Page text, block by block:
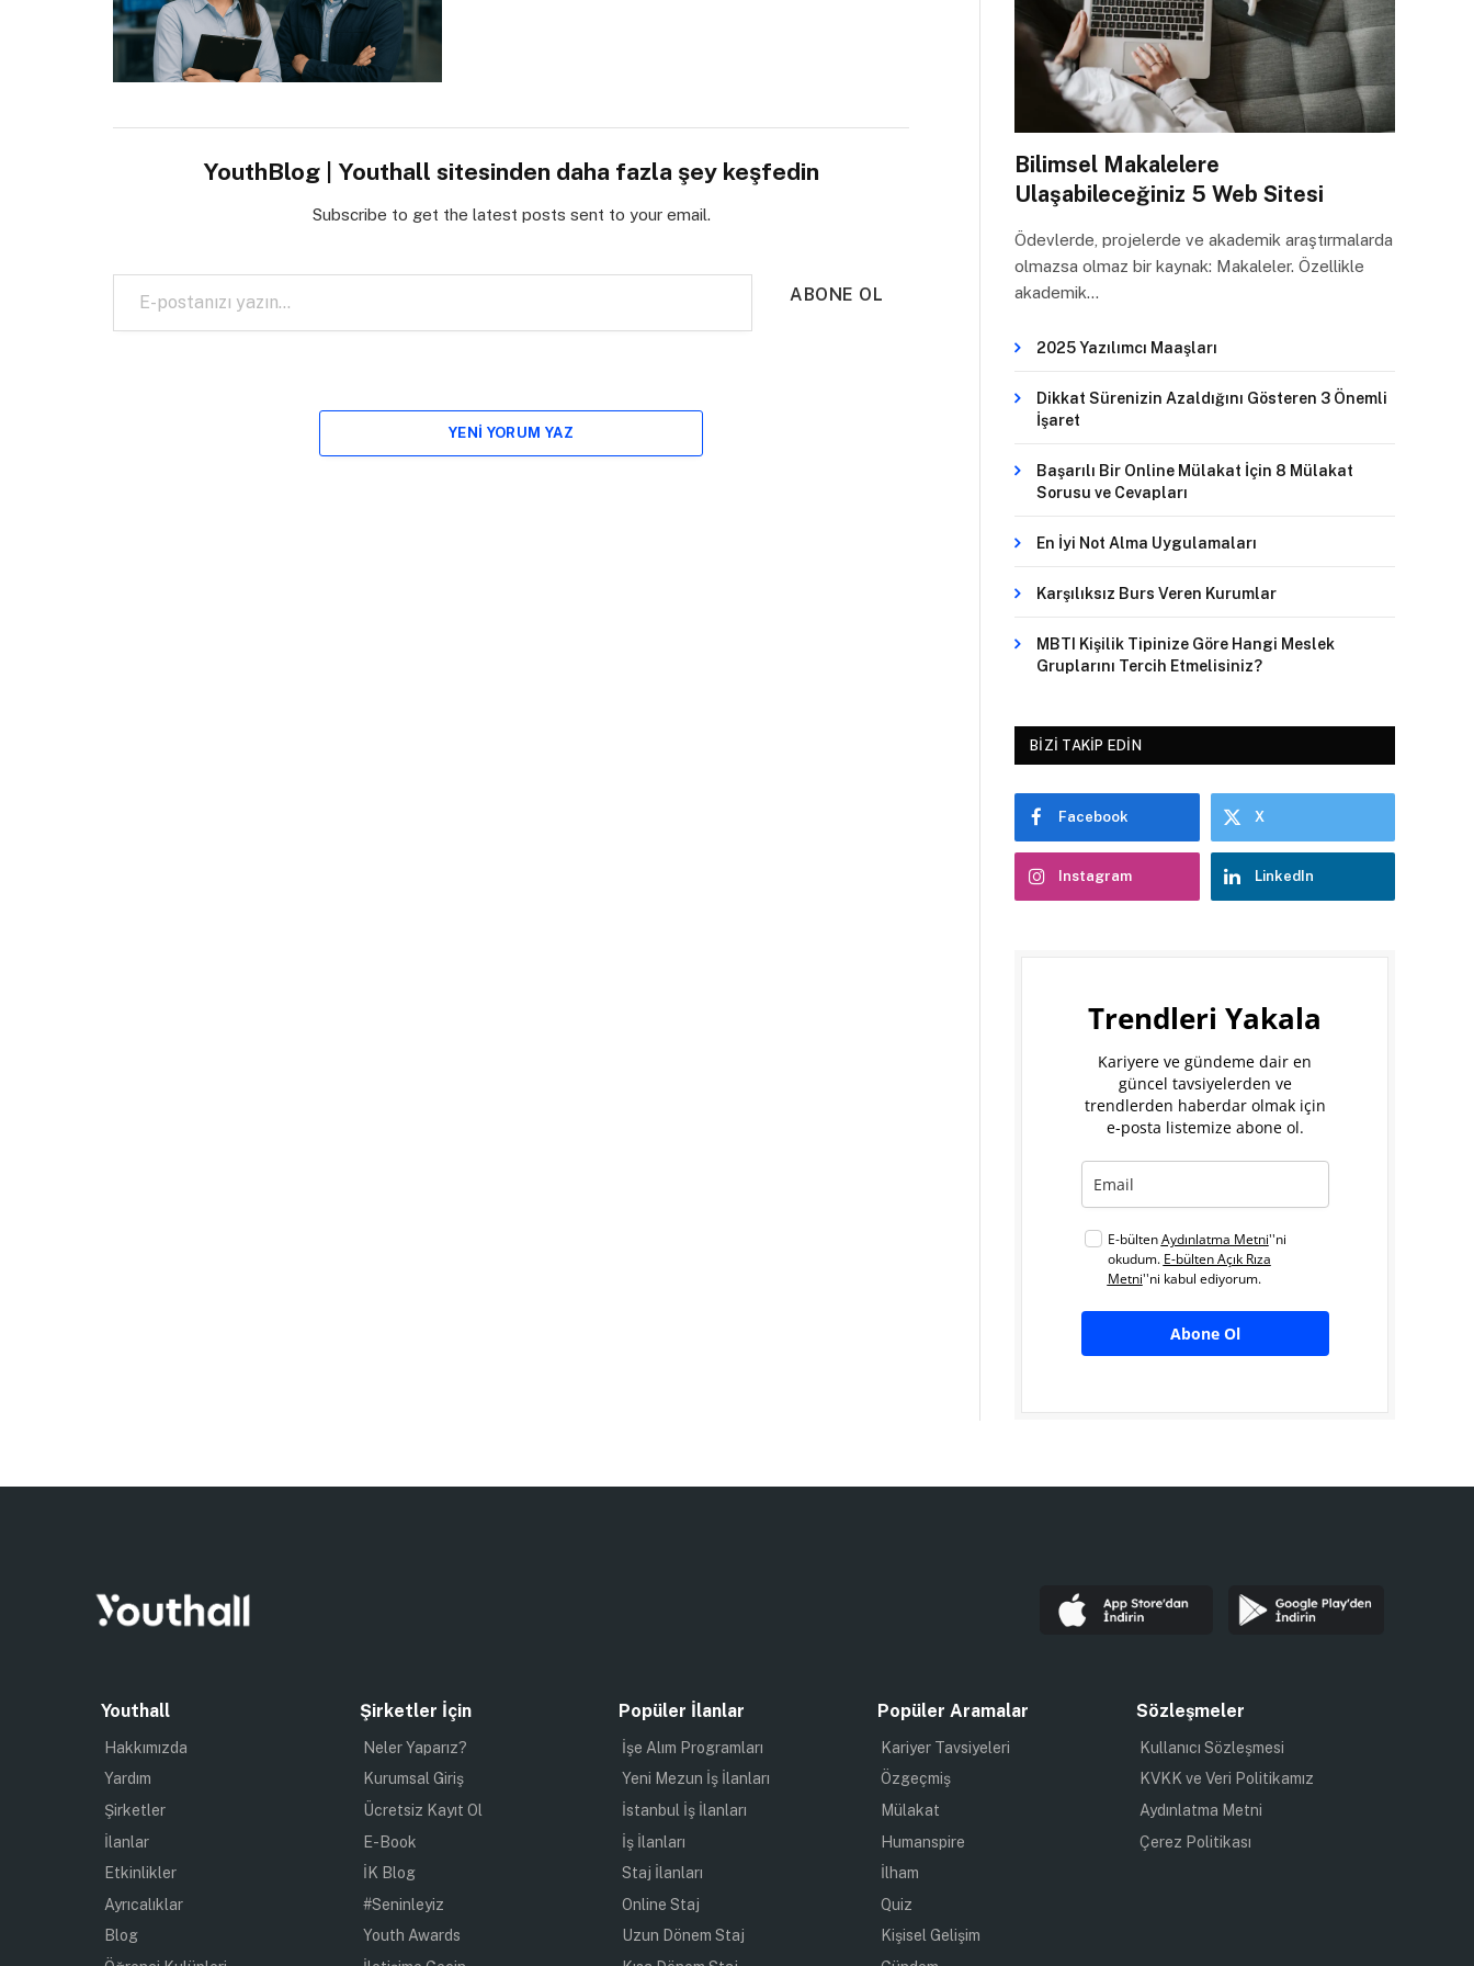
YouthBlog | Youthall sitesinden daha fazla şey keşfedin
Subscribe to get the latest posts sent to your email.
E-postanızı yazın…
ABONE OL
YENI YORUM YAZ
Bilimsel Makalelere
Ulaşabileceğiniz 5 Web Sitesi
Ödevlerde, projelerde ve akademik araştırmalarda
olmazsa olmaz bir kaynak: Makaleler. Özellikle
akademik…
2025 Yazılımcı Maaşları
Dikkat Sürenizin Azaldığını Gösteren 3 Önemli
İşaret
Başarılı Bir Online Mülakat İçin 8 Mülakat
Sorusu ve Cevapları
En İyi Not Alma Uygulamaları
Karşılıksız Burs Veren Kurumlar
MBTI Kişilik Tipinize Göre Hangi Meslek
Gruplarını Tercih Etmelisiniz?
BIZI TAKIP EDIN
Facebook X
Instagram LinkedIn
Trendleri Yakala
Kariyere ve gündeme dair en
güncel tavsiyelerden ve
trendlerden haberdar olmak için
e-posta listemize abone ol.
E-bültenAydınlatma Metni''ni
okudum. E-bülten Açık Rıza
Metni''ni kabul ediyorum.
Abone Ol
Youthall
Hakkımızda
Yardım
Şirketler
İlanlar
Etkinlikler
Ayrıcalıklar
Blog
Şirketler İçin
Neler Yaparız?
Kurumsal Giriş
Ücretsiz Kayıt Ol
E-Book
İK Blog
#Seninleyiz
Youth Awards
Popüler İlanlar
İşe Alım Programları
Yeni Mezun İş İlanları
İstanbul İş İlanları
İş İlanları
Staj İlanları
Online Staj
Uzun Dönem Staj
Popüler Aramalar
Kariyer Tavsiyeleri
Özgeçmiş
Mülakat
Humanspire
İlham
Quiz
Kişisel Gelişim
Sözleşmeler
Kullanıcı Sözleşmesi
KVKK ve Veri Politikamız
Aydınlatma Metni
Çerez Politikası